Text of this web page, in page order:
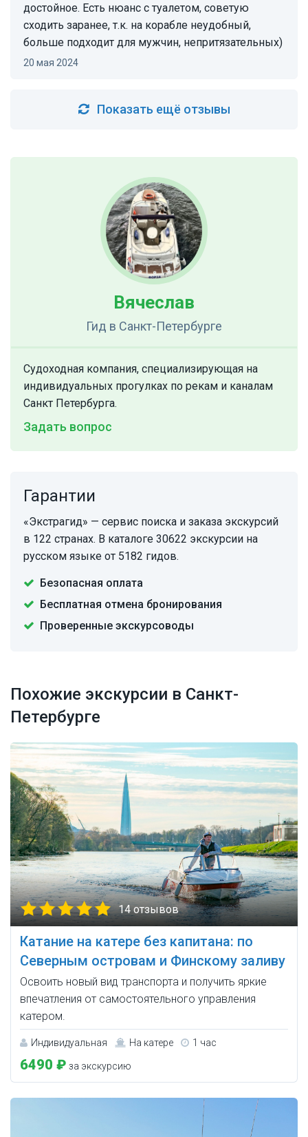
достойное. Есть нюанс с туалетом, советую
сходить заранее, т.к. на корабле неудобный,
больше подходит для мужчин, непритязательных)
20 мая 2024
Показать ещё отзывы
Вячеслав
Гид в Санкт-Петербурге
Cудоходная компания, специализирующая на
индивидуальных прогулках по рекам и каналам
Санкт Петербурга.
Задать вопрос
Гарантии
«Экстрагид» — сервис поиска и заказа экскурсий
в 122 странах. В каталоге 30622 экскурсии на
русском языке от 5182 гидов.
Безопасная оплата
Бесплатная отмена бронирования
Проверенные экскурсоводы
Похожие экскурсии в Санкт-
Петербурге
14 отзывов
Катание на катере без капитана: по
Северным островам и Финскому заливу
Освоить новый вид транспорта и получить яркие
впечатления от самостоятельного управления
катером.
Индивидуальная На катере 1 час
6490 ₽ за экскурсию